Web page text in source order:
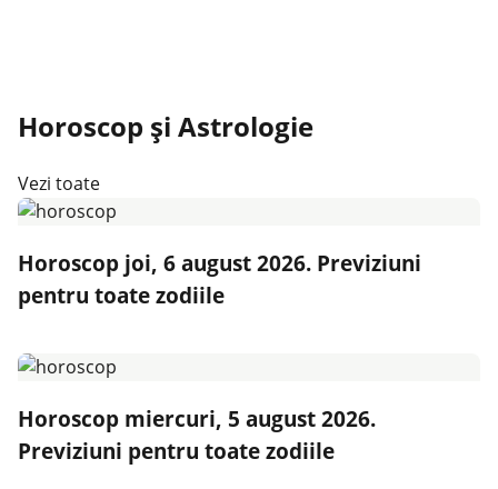
Horoscop și Astrologie
Vezi toate
Horoscop joi, 6 august 2026. Previziuni
pentru toate zodiile
Horoscop miercuri, 5 august 2026.
Previziuni pentru toate zodiile